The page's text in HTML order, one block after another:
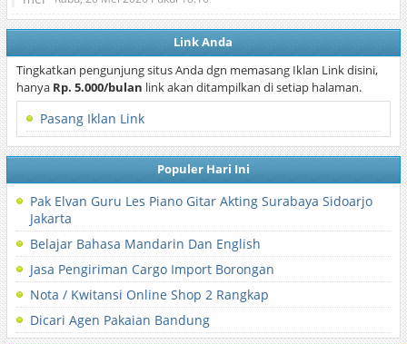
Link Anda
Tingkatkan pengunjung situs Anda dgn memasang Iklan Link disini,
hanya Rp. 5.000/bulan link akan ditampilkan di setiap halaman.
Pasang Iklan Link
Populer Hari Ini
Pak Elvan Guru Les Piano Gitar Akting Surabaya Sidoarjo
Jakarta
Belajar Bahasa Mandarin Dan English
Jasa Pengiriman Cargo Import Borongan
Nota / Kwitansi Online Shop 2 Rangkap
Dicari Agen Pakaian Bandung